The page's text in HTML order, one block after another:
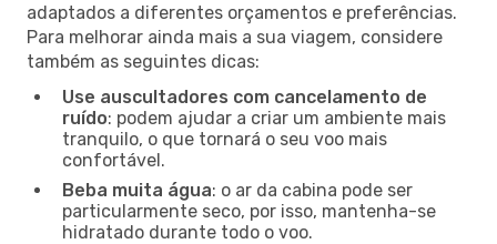
adaptados a diferentes orçamentos e preferências.
Para melhorar ainda mais a sua viagem, considere
também as seguintes dicas:
Use auscultadores com cancelamento de
ruído: podem ajudar a criar um ambiente mais
tranquilo, o que tornará o seu voo mais
confortável.
Beba muita água: o ar da cabina pode ser
particularmente seco, por isso, mantenha-se
hidratado durante todo o voo.